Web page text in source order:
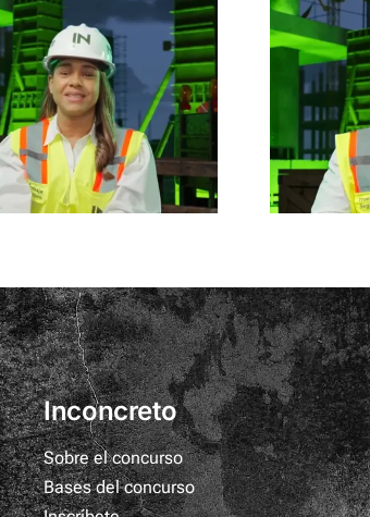
Edwin Reyes
Inconcreto
Sobre el concurso
Bases del concurso